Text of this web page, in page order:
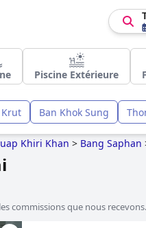
Piscine Extérieure
Krut Ban Khok Sung
Khiri Khan > Bang Saphan
commissions que nous recevons.